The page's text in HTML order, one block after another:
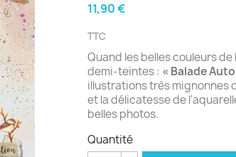
11,90 €
TTC
Quand les belles couleurs
demi-teintes : « Balade
illustrations très mignonnes
et la délicatesse de
belles photos.
Quantité